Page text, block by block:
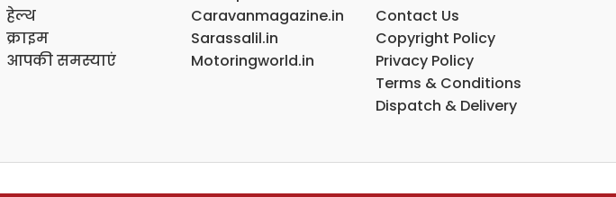
हेल्थ
क्राइम
आपकी समस्याएं
Caravanmagazine.in
Sarassalil.in
Motoringworld.in
Contact Us
Copyright Policy
Privacy Policy
Terms & Conditions
Dispatch & Delivery